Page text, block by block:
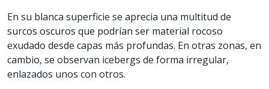
En su blanca superficie se aprecia una multitud de
surcos oscuros que podrían ser material rocoso
exudado desde capas más profundas. En otras zonas, en
cambio, se observan icebergs de forma irregular,
enlazados unos con otros.